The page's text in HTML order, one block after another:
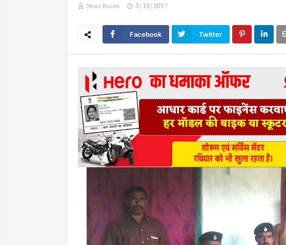
News Room 3/16/2017
Facebook Twitter